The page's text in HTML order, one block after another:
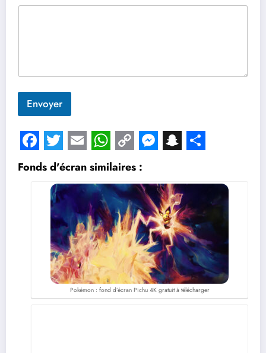
Envoyer
Facebook
Twitter
EmailWhatsApp
Copy
Link
Messenger
Snapchat
Share
Fonds d'écran similaires :
Pokémon : fond d’écran Pichu 4K gratuit à télécharger